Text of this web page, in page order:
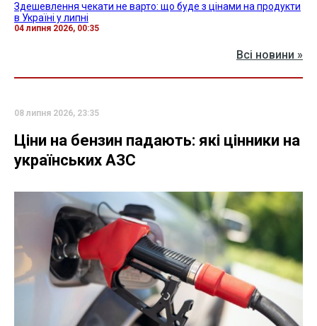
Здешевлення чекати не варто: що буде з цінами на продукти
в Україні у липні
04 липня 2026, 00:35
Всі новини »
08 липня 2026, 23:35
Ціни на бензин падають: які цінники на
українських АЗС